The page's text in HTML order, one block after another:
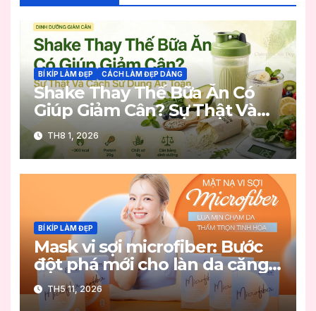
BÍ KÍP LÀM ĐẸP CÁCH LÀM ĐẸP DÁNG
Shake Thay Thế Bữa Ăn Có
Giúp Giảm Cân? Sự Thật Và
Cách Sử Dụng An Toàn
TH8 1, 2026
BÍ KÍP LÀM ĐẸP
Mask vi sợi microfiber: Bước
đột phá mới cho làn da căng
mọng
TH5 11, 2026